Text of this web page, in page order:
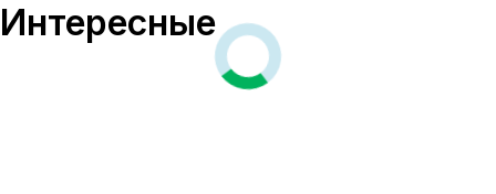
Интересные